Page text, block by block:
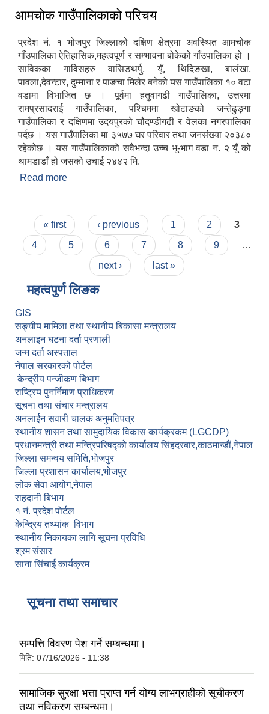
आमचोक गाउँपालिकाको परिचय
प्रदेश नं. १ भोजपुर जिल्लाको दक्षिण क्षेत्रमा अवस्थित आमचोक
गाँउपालिका ऐतिहासिक,महत्वपूर्ण र सम्भावना बोकेको गाँउपालिका हो ।
साविकका गाविसहरु वासिङथर्पु, यूँ, थिदिङखा, बालंखा,
पावला,देवन्टार, दुम्माना र पाङचा मिलेर बनेको यस गाउँपालिका १० वटा
वडामा विभाजित छ । पूर्वमा हतुवागढी गाउँपालिका, उत्तरमा
रामप्रसादराई गाउँपालिका, पश्चिममा खोटाङको जन्तेढुङ्गा
गाउँपालिका र दक्षिणमा उदयपुरको चौदण्डीगढी र वेलका नगरपालिका
पर्दछ । यस गाउँपालिका मा ३५७७ घर परिवार तथा जनसंख्या २०३८०
रहेकोछ । यस गाउँपालिकाको सवैभन्दा उच्च भू-भाग वडा न‌. २ यूँ को
थामडाडाँ हो जसको उचाई २४४२ मि.
Read more
Pages
« first ‹ previous 1 2
3
4
5 6 7 8 9
…
next ›
last »
महत्वपुर्ण लि‌‌ङक
GIS
सङ्घीय मामिला तथा स्थानीय बिकासा मन्त्रालय
अनलाइन घटना दर्ता प्रणाली
जन्म दर्ता अस्पताल
नेपाल सरकारको पोर्टल
केन्द्रीय पन्जीकण बिभाग
राष्ट्रिय पुनर्निमाण प्राधिकरण
सूचना तथा संचार मन्त्रालय
अनलार्ईन सवारी चालक अनुमतिपत्र
स्थानीय शासन तथा सामुदायिक विकास कार्यक्रकम (LGCDP)
प्रधानमन्त्री तथा मन्त्रिपरिषद्को कार्यालय सिंहदरबार,काठमान्डाैं,नेपाल
जिल्ला समन्वय समिति,भोजपुर
जिल्ला प्रशासन कार्यालय,भोजपुर
लोक सेवा आयोग,नेपाल
राहदानी बिभाग
१ नं. प्रदेश पोर्टल
केन्द्रिय तथ्यांक विभाग
स्थानीय निकायका लागि सूचना प्रविधि
श्रम संसार
साना सिंचाई कार्यक्रम
सूचना तथा समाचार
सम्पत्ति विवरण पेश गर्ने सम्बन्धमा।
मिति: 07/16/2026 - 11:38
सामाजिक सुरक्षा भत्ता प्राप्‍त गर्न योग्य लाभग्राहीको सूचीकरण
तथा नविकरण सम्बन्धमा।